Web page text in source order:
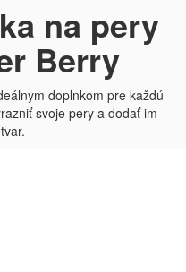
na pery
Berry
doplnkom pre každú
svoje pery a dodať im